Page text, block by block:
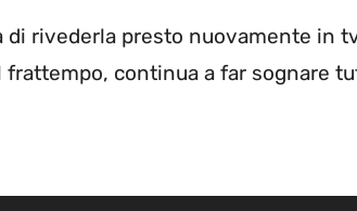
di rivederla presto nuovamente in
frattempo, continua a far sognare